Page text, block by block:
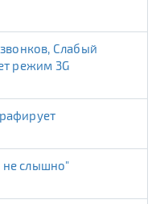
Слабый
режим 3G
не слышно"